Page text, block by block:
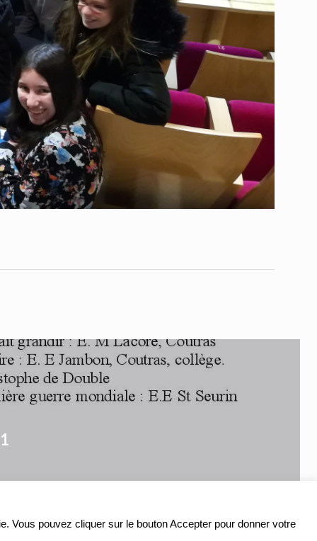
Vous pouvez cliquer sur le bouton Accepter pour donner votre